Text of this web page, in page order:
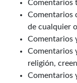
Comentarios
Comentarios
de cualquier
Comentarios
Comentarios
religión,
Comentarios